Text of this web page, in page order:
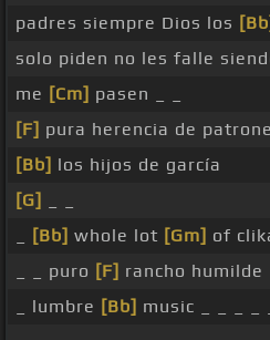
padres siempre Dios los
solo piden no les falle
me [Cm] pasen _ _
[F] pura herencia de
[Bb] los hijos de garcía
[G]
[Bb] whole lot [Gm] of
_ _ puro [F] rancho humilde
_ lumbre [Bb] music _ _ _ _ _